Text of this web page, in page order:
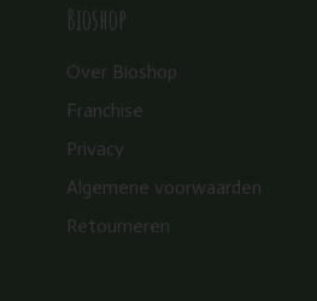
Bioshop
Over Bioshop
Franchise
Privacy
Algemene voorwaarden
Retourneren